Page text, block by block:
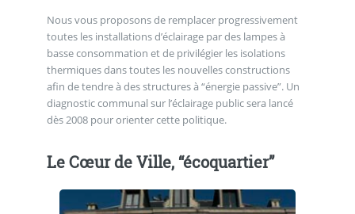
Nous vous proposons de remplacer progressivement
toutes les installations d’éclairage par des lampes à
basse consommation et de privilégier les isolations
thermiques dans toutes les nouvelles constructions
afin de tendre à des structures à “énergie passive”. Un
diagnostic communal sur l’éclairage public sera lancé
dès 2008 pour orienter cette politique.
Le Cœur de Ville, “écoquartier”